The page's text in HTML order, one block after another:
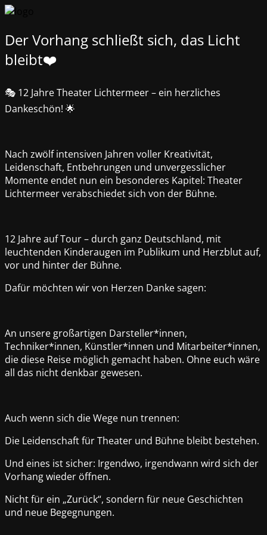
Der Vorhang schließt sich, das Licht
bleibt❤️
🎭 12 Jahre Theater Lichtermeer – ein herzliches
Dankeschön! 🌟
Nach zwölf intensiven Jahren voller Kreativität,
Leidenschaft, Entbehrungen und unvergesslicher
Momente endet nun ein besonderes Kapitel: Theater
Lichtermeer verabschiedet sich von der Bühne.
12 Jahre auf Tour – durch ganz Deutschland, mit
leuchtenden Kinderaugen im Publikum und Herzblut auf,
vor und hinter der Bühne.
Dafür möchten wir von Herzen Danke sagen:
An unsere großartigen Darsteller*innen,
Techniker*innen, Künstler*innen und Mitarbeiter*innen,
die diese Reise möglich gemacht haben. Ohne euch wäre
all das nicht denkbar gewesen.
Auch wenn sich die Wege nun trennen:
Die Leidenschaft für Theater und Bühne bleibt bestehen.
Und eines ist sicher: Irgendwo, irgendwann wird sich der
Vorhang wieder öffnen.
Nicht für ein „Zurück“, sondern für neue Geschichten
und neue Begegnungen.